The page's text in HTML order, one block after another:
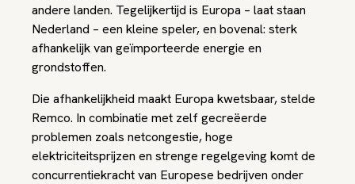
andere landen. Tegelijkertijd is Europa – laat staan
Nederland – een kleine speler, en bovenal: sterk
afhankelijk van geïmporteerde energie en
grondstoffen.
Die afhankelijkheid maakt Europa kwetsbaar, stelde
Remco. In combinatie met zelf gecreëerde
problemen zoals netcongestie, hoge
elektriciteitsprijzen en strenge regelgeving komt de
concurrentiekracht van Europese bedrijven onder